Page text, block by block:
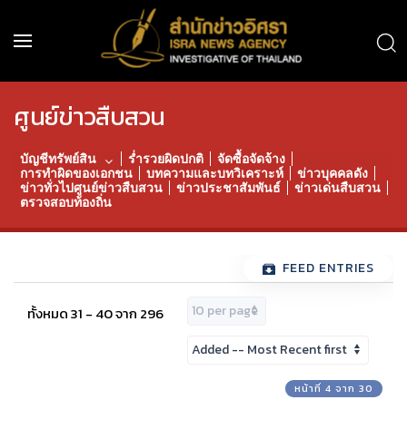
ศูนย์ข่าวสืบสวน
บัญชีทรัพย์สิน ร่ำรวยผิดปกติ
จัดซื้อจัดจ้าง
การทำผิดของเอกชน
บทความและบทวิเคราะห์
ข่าวบุคคลดัง
ข่าวทั่วไปศูนย์ข่าวสืบสวน
ข่าวประชาสัมพันธ์
ข่าวเด่นสืบสวน
ตรวจสอบท้องถิ่น
FEED ENTRIES
ทั้งหมด 31 - 40 จาก 296
หน้าที่ 4 จาก 30